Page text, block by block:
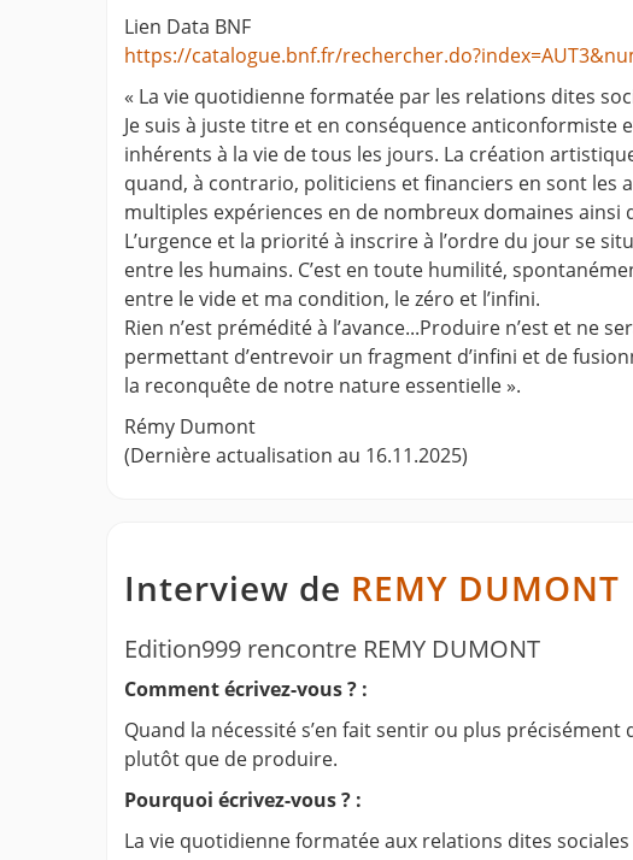
Lien Data BNF
https://catalogue.bnf.fr/
« La vie quotidienne formatée par les relations dites
Je suis à juste titre et en conséquence
inhérents à la vie de tous les jours. La création
quand, à contrario, politiciens et financiers en sont les
multiples expériences en de nombreux domaines ainsi
L’urgence et la priorité à inscrire à l’ordre du jour se
entre les humains. C’est en toute humilité,
entre le vide et ma condition, le zéro et l’infini.
Rien n’est prémédité à l’avance...Produire n’est et
permettant d’entrevoir un fragment d’infini et de
la reconquête de notre nature essentielle ».
Rémy Dumont
(Dernière actualisation au 16.11.2025)
Interview de REMY DUMONT
Edition999 rencontre REMY DUMONT
Comment écrivez-vous ? :
Quand la nécessité s’en fait sentir ou plus
plutôt que de produire.
Pourquoi écrivez-vous ? :
La vie quotidienne formatée aux relations dites